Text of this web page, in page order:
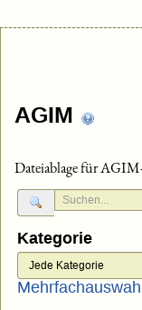
AGIM
Dateiablage für
Kategorie
Mehrfachauswahl